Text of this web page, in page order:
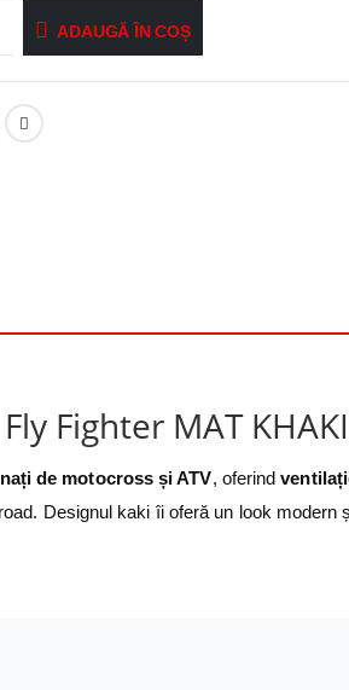
ADAUGĂ ÎN COȘ
Fighter MAT KHAKI
de motocross și ATV, oferind
Designul kaki îi oferă un look modern